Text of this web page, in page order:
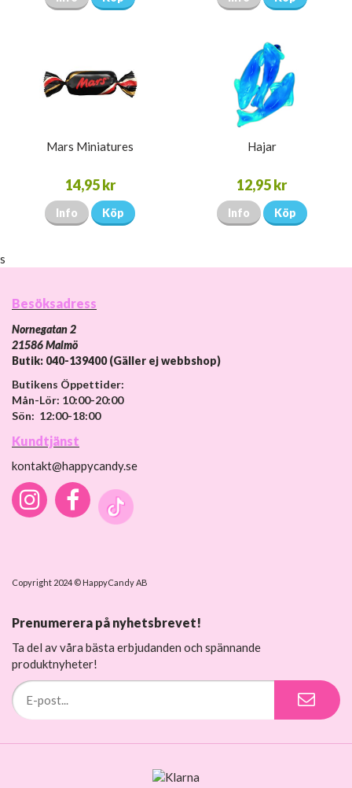
Mars Miniatures
14,95 kr
Info Köp
Hajar
12,95 kr
Info Köp
s
Besöksadress
Nornegatan 2
21586 Malmö
Butik: 040-139400 (Gäller ej webbshop)
Butikens Öppettider:
Mån-Lör: 10:00-20:00
Sön: 12:00-18:00
Kundtjänst
kontakt@happycandy.se
Copyright 2024 © HappyCandy AB
Prenumerera på nyhetsbrevet!
Ta del av våra bästa erbjudanden och spännande
produktnyheter!